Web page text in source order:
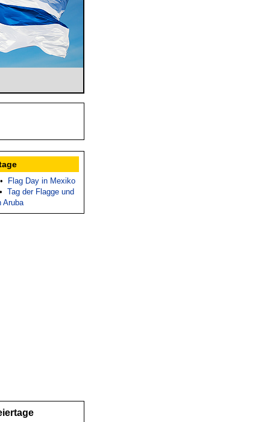
•
Flag Day in Mexiko
Tag der Flagge und
Aruba